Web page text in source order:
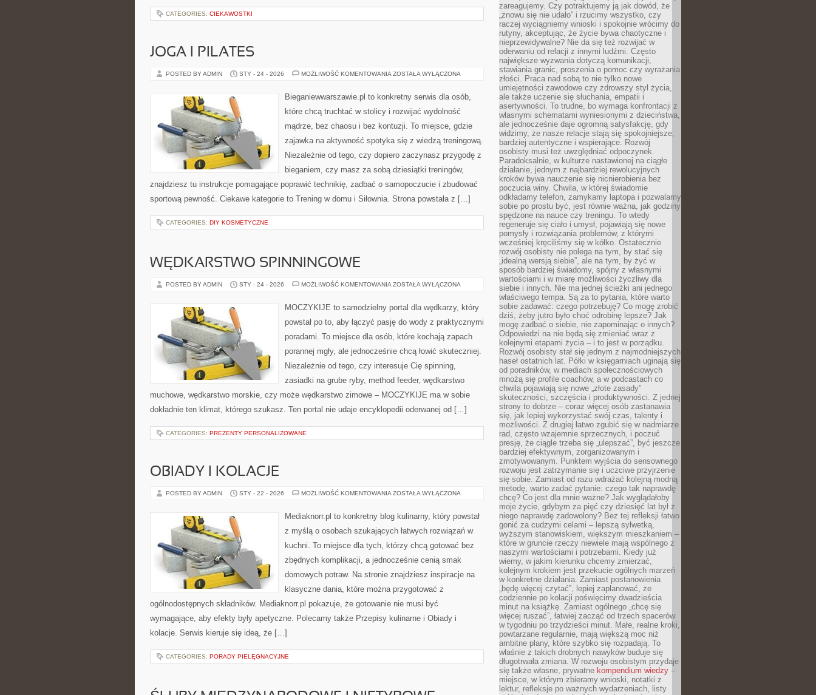
CATEGORIES: CIEKAWOSTKI
JOGA I PILATES
POSTED BY ADMIN STY - 24 - 2026 MOŻLIWOŚĆ KOMENTOWANIA JOGA
ZOSTAŁA WYŁĄCZONA
Bieganiewwarszawie.pl to konkretny serwis dla osób,
które chcą truchtać w stolicy i rozwijać wydolność
mądrze, bez chaosu i bez kontuzji. To miejsce, gdzie
zajawka na aktywność spotyka się z wiedzą treningową.
Niezależnie od tego, czy dopiero zaczynasz przygodę z
bieganiem, czy masz za sobą dziesiątki treningów,
znajdziesz tu instrukcje pomagające poprawić technikię, zadbać o samopoczucie i zbudować
sportową pewność. Ciekawe kategorie to Trening w domu i Siłownia. Strona powstała z […]
CATEGORIES: DIY KOSMETYCZNE
WĘDKARSTWO SPINNINGOWE
POSTED BY ADMIN STY - 24 - 2026 MOŻLIWOŚĆ KOMENTOWANIA WĘDKARSTWO
ZOSTAŁA WYŁĄCZONA
MOCZYKIJE to samodzielny portal dla wędkarzy, który
powstał po to, aby łączyć pasję do wody z praktycznymi
poradami. To miejsce dla osób, które kochają zapach
porannej mgły, ale jednocześnie chcą łowić skuteczniej.
Niezależnie od tego, czy interesuje Cię spinning,
zasiadki na grube ryby, method feeder, wędkarstwo
muchowe, wędkarstwo morskie, czy może wędkarstwo zimowe – MOCZYKIJE ma w sobie
dokładnie ten klimat, którego szukasz. Ten portal nie udaje encyklopedii oderwanej od […]
CATEGORIES: PREZENTY PERSONALIZOWANE
OBIADY I KOLACJE
POSTED BY ADMIN STY - 22 - 2026 MOŻLIWOŚĆ KOMENTOWANIA OBIADY
ZOSTAŁA WYŁĄCZONA
Mediaknorr.pl to konkretny blog kulinarny, który powstał
z myślą o osobach szukających łatwych rozwiązań w
kuchni. To miejsce dla tych, którzy chcą gotować bez
zbędnych komplikacji, a jednocześnie cenią smak
domowych potraw. Na stronie znajdziesz inspiracje na
klasyczne dania, które można przygotować z
ogólnodostępnych składników. Mediaknorr.pl pokazuje, że gotowanie nie musi być
wymagające, aby efekty były apetyczne. Polecamy także Przepisy kulinarne i Obiady i
kolacje. Serwis kieruje się ideą, że […]
CATEGORIES: PORADY PIELĘGNACYJNE
zareagujemy. Czy potraktujemy ją jak dowód, że
„znowu się nie udało” i rzucimy wszystko, czy
raczej wyciągniemy wnioski i spokojnie wrócimy do
rutyny, akceptując, że życie bywa chaotyczne i
nieprzewidywalne? Nie da się też rozwijać w
oderwaniu od relacji z innymi ludźmi. Często
największe wyzwania dotyczą komunikacji,
stawiania granic, proszenia o pomoc czy wyrażania
złości. Praca nad sobą to nie tylko nowe
umiejętności zawodowe czy zdrowszy styl życia,
ale także uczenie się słuchania, empatii i
asertywności. To trudne, bo wymaga konfrontacji z
własnymi schematami wyniesionymi z dzieciństwa,
ale jednocześnie daje ogromną satysfakcję, gdy
widzimy, że nasze relacje stają się spokojniejsze,
bardziej autentyczne i wspierające. Rozwój
osobisty musi też uwzględniać odpoczynek.
Paradoksalnie, w kulturze nastawionej na ciągłe
działanie, jednym z najbardziej rewolucyjnych
kroków bywa nauczenie się nicnierobienia bez
poczucia winy. Chwila, w której świadomie
odkładamy telefon, zamykamy laptopa i pozwalamy
sobie po prostu być, jest równie ważna, jak godziny
spędzone na nauce czy treningu. To wtedy
regeneruje się ciało i umysł, pojawiają się nowe
pomysły i rozwiązania problemów, z którymi
wcześniej kręciliśmy się w kółko. Ostatecznie
rozwój osobisty nie polega na tym, by stać się
„idealną wersją siebie”, ale na tym, by żyć w
sposób bardziej świadomy, spójny z własnymi
wartościami i w miarę możliwości życzliwy dla
siebie i innych. Nie ma jednej ścieżki ani jednego
właściwego tempa. Są za to pytania, które warto
sobie zadawać: czego potrzebuję? Co mogę zrobić
dziś, żeby jutro było choć odrobinę lepsze? Jak
mogę zadbać o siebie, nie zapominając o innych?
Odpowiedzi na nie będą się zmieniać wraz z
kolejnymi etapami życia – i to jest w porządku.
Rozwój osobisty stał się jednym z najmodniejszych
haseł ostatnich lat. Półki w księgarniach uginają się
od poradników, w mediach społecznościowych
mnożą się profile coachów, a w podcastach co
chwila pojawiają się nowe „złote zasady”
skuteczności, szczęścia i produktywności. Z jednej
strony to dobrze – coraz więcej osób zastanawia
się, jak lepiej wykorzystać swój czas, talenty i
możliwości. Z drugiej łatwo zgubić się w nadmiarze
rad, często wzajemnie sprzecznych, i poczuć
presję, że ciągle trzeba się „ulepszać”, być jeszcze
bardziej efektywnym, zorganizowanym i
zmotywowanym. Punktem wyjścia do sensownego
rozwoju jest zatrzymanie się i uczciwe przyjrzenie
się sobie. Zamiast od razu wdrażać kolejną modną
metodę, warto zadać pytanie: czego tak naprawdę
chcę? Co jest dla mnie ważne? Jak wyglądałoby
moje życie, gdybym za pięć czy dziesięć lat był z
niego naprawdę zadowolony? Bez tej refleksji łatwo
gonić za cudzymi celami – lepszą sylwetką,
wyższym stanowiskiem, większym mieszkaniem –
które w gruncie rzeczy niewiele mają wspólnego z
naszymi wartościami i potrzebami. Kiedy już
wiemy, w jakim kierunku chcemy zmierzać,
kolejnym krokiem jest przekucie ogólnych marzeń
w konkretne działania. Zamiast postanowienia
„będę więcej czytać”, lepiej zaplanować, że
codziennie po kolacji poświęcimy dwadzieścia
minut na książkę. Zamiast ogólnego „chcę się
więcej ruszać”, łatwiej zacząć od trzech spacerów
w tygodniu po trzydzieści minut. Małe, realne kroki,
powtarzane regularnie, mają większą moc niż
ambitne plany, które szybko się rozpadają. To
właśnie z takich drobnych nawyków buduje się
długotrwała zmiana. W rozwoju osobistym przydaje
się także własne, prywatne kompendium wiedzy –
miejsce, w którym zbieramy wnioski, notatki z
lektur, refleksje po ważnych wydarzeniach, listy